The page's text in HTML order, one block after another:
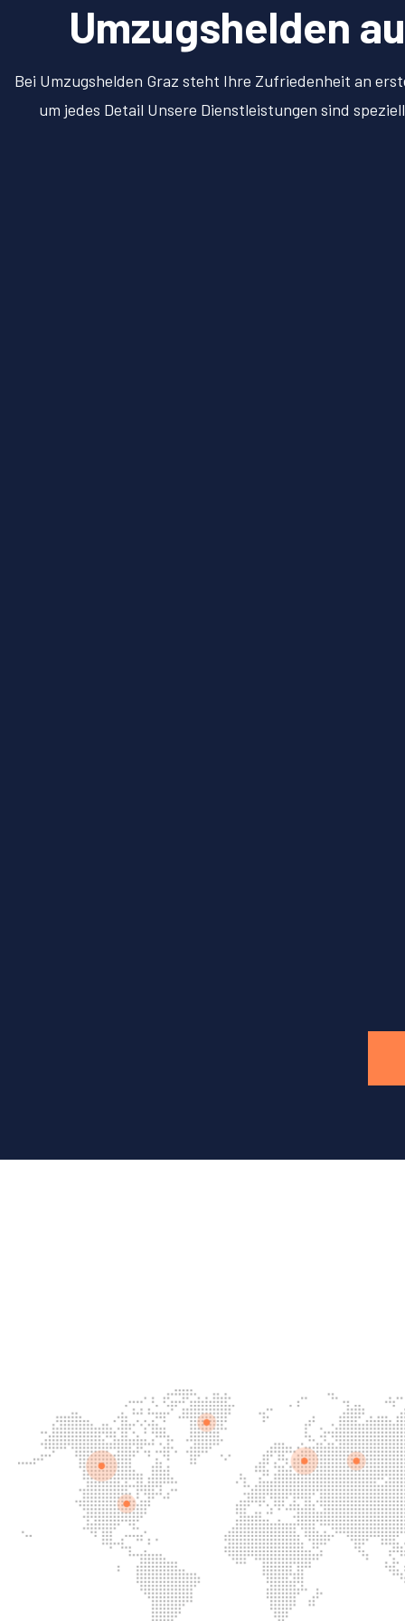
Umzugshelden
Bei Umzugshelden Graz steht Ihre Zufriedenheit an
um jedes Detail Unsere Dienstleistungen sind